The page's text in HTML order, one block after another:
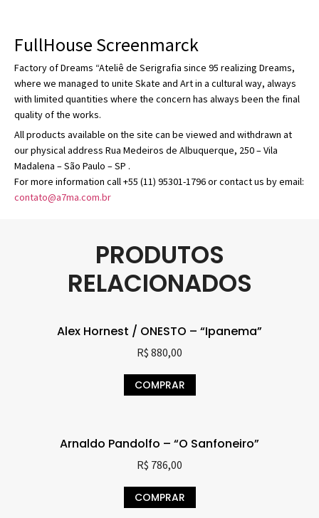
FullHouse Screenmarck
Factory of Dreams “Ateliê de Serigrafia since 95 realizing Dreams,
where we managed to unite Skate and Art in a cultural way, always
with limited quantities where the concern has always been the final
quality of the works.
All products available on the site can be viewed and withdrawn at
our physical address Rua Medeiros de Albuquerque, 250 – Vila
Madalena – São Paulo – SP .
For more information call +55 (11) 95301-1796 or contact us by email:
contato@a7ma.com.br
PRODUTOS
RELACIONADOS
Alex Hornest / ONESTO – “Ipanema”
R$ 880,00
COMPRAR
Arnaldo Pandolfo – “O Sanfoneiro”
R$ 786,00
COMPRAR